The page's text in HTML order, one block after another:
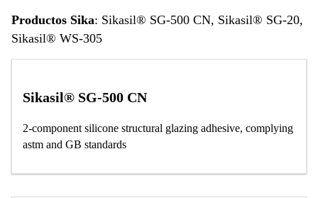
Productos Sika: Sikasil® SG-500 CN, Sikasil® SG-20,
Sikasil® WS-305
Sikasil® SG-500 CN
2-component silicone structural glazing adhesive, complying
astm and GB standards